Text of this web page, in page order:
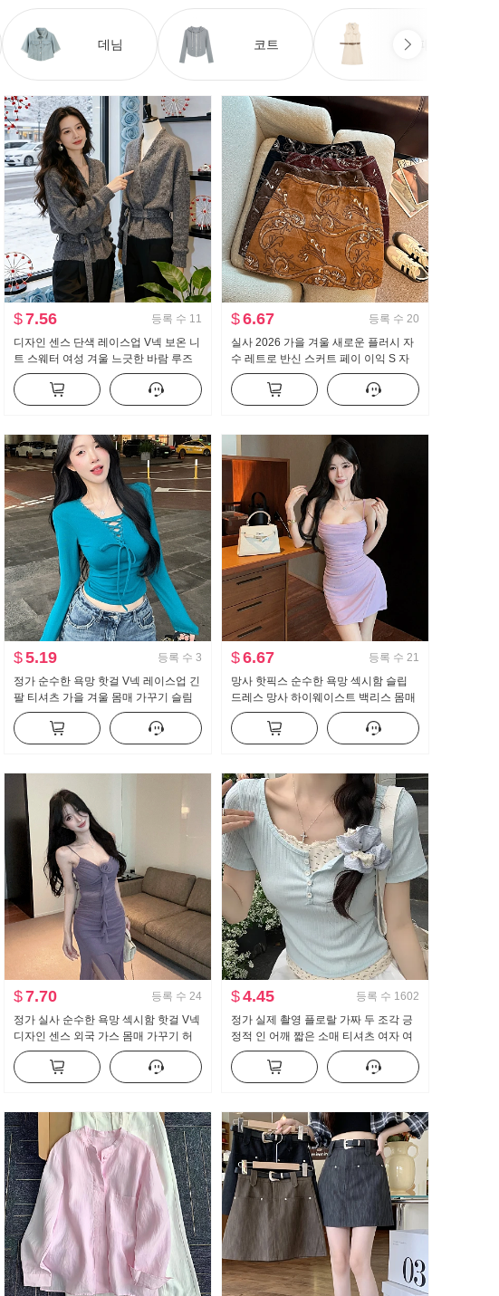
데님 코트 원피스
$7.56 등록 수 11
디자인 센스 단색 레이스업 V넥 보온 니
트 스웨터 여성 겨울 느긋한 바람 루즈
핏 스웨터 인사이드 가져 가라. 만나는
맨위
$6.67 등록 수 20
실사 2026 가을 겨울 새로운 플러시 자
수 레트로 반신 스커트 페이 이익 S 자
수 미니 스커트 여성 벨트 안전 바지
$5.19 등록 수 3
정가 순수한 욕망 핫걸 V넥 레이스업 긴
팔 티셔츠 가을 겨울 몸매 가꾸기 슬림
해 보이는 기본 셔츠 캐주얼 니트 맨위
$6.67 등록 수 21
망사 핫픽스 순수한 욕망 섹시함 슬립
드레스 망사 하이웨이스트 백리스 몸매
가꾸기 주름 슬림해 보이는 타이트 스커
트 조끼 스커트
$7.70 등록 수 24
정가 실사 순수한 욕망 섹시함 핫걸 V넥
디자인 센스 외국 가스 몸매 가꾸기 허
리 수축 꽃 리본 트임 타이트 스커트
$4.45 등록 수 1602
정가 실제 촬영 플로랄 가짜 두 조각 긍
정적 인 어깨 짧은 소매 티셔츠 여자 여
름 작은 남자 짧은 단락 맨위 2024 새로
운